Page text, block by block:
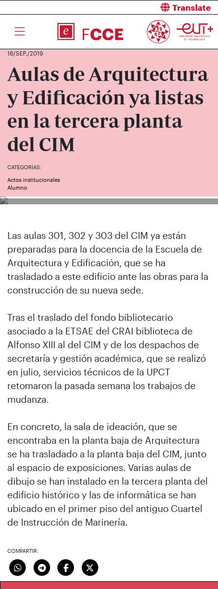
Translate
16/SEP./2019
Aulas de Arquitectura
y Edificación ya listas
en la tercera planta
del CIM
CATEGORÍAS:
Actos institucionales
Alumno
Las aulas 301, 302 y 303 del CIM ya están
preparadas para la docencia de la Escuela de
Arquitectura y Edificación, que se ha
trasladado a este edificio ante las obras para la
construcción de su nueva sede.
Tras el traslado del fondo bibliotecario
asociado a la ETSAE del CRAI biblioteca de
Alfonso XIII al del CIM y de los despachos de
secretaría y gestión académica, que se realizó
en julio, servicios técnicos de la UPCT
retomaron la pasada semana los trabajos de
mudanza.
En concreto, la sala de ideación, que se
encontraba en la planta baja de Arquitectura
se ha trasladado a la planta baja del CIM, junto
al espacio de exposiciones. Varias aulas de
dibujo se han instalado en la tercera planta del
edificio histórico y las de informática se han
ubicado en el primer piso del antiguo Cuartel
de Instrucción de Marinería.
COMPARTIR: